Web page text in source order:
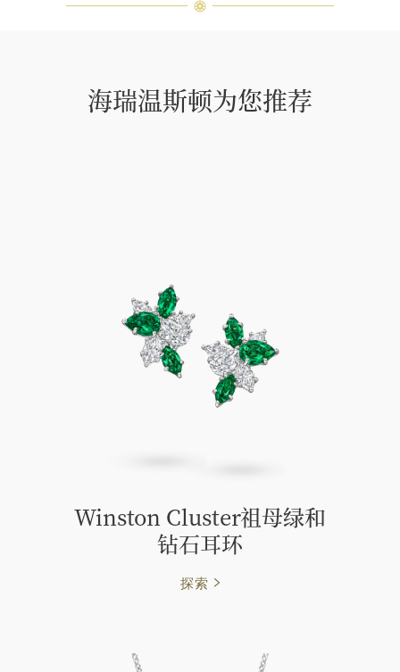
海瑞温斯顿为您推荐
Winston Cluster祖母绿和
钻石耳环
探索